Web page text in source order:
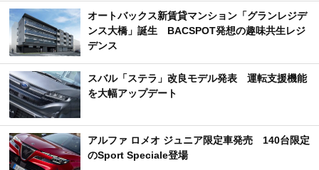
オートバックス新賃貸マンション「グランレジデ
ンス大橋」誕生 BACSPOT発想の趣味共生レジ
デンス
スバル「ステラ」改良モデル発表 運転支援機能
を大幅アップデート
アルファ ロメオ ジュニア限定車発売 140台限定
のSport Speciale登場